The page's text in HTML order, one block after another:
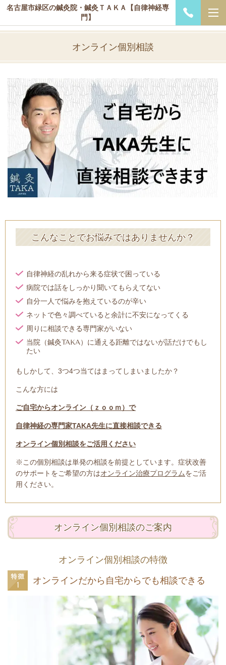
名古屋市緑区の鍼灸院・鍼灸ＴＡＫＡ【自律神経専
門】
オンライン個別相談
こんなことでお悩みではありませんか？
自律神経の乱れから来る症状で困っている
病院では話をしっかり聞いてもらえてない
自分一人で悩みを抱えているのが辛い
ネットで色々調べていると余計に不安になってくる
周りに相談できる専門家がいない
当院（鍼灸TAKA）に通える距離ではないが話だけでもし
たい
もしかして、3つ4つ当てはまってしまいましたか？
こんな方には
ご自宅からオンライン（ｚｏｏｍ）で
自律神経の専門家TAKA先生に直接相談できる
オンライン個別相談をご活用ください
※この個別相談は単発の相談を前提としています。症状改善
のサポートをご希望の方はオンライン治療プログラムをご活
用ください。
オンライン個別相談のご案内
オンライン個別相談の特徴
オンラインだから自宅からでも相談できる